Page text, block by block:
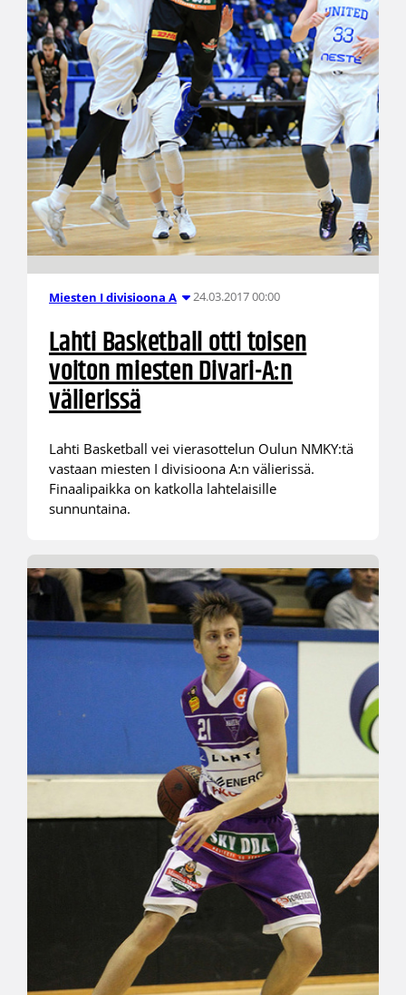
Miesten I divisioona A 24.03.2017 00:00
Lahti Basketball otti toisen
voiton miesten Divari-A:n
välierissä
Lahti Basketball vei vierasottelun Oulun NMKY:tä
vastaan miesten I divisioona A:n välierissä.
Finaalipaikka on katkolla lahtelaisille
sunnuntaina.